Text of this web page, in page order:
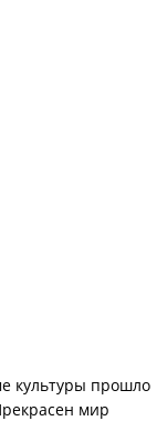
культуры прошло
мир